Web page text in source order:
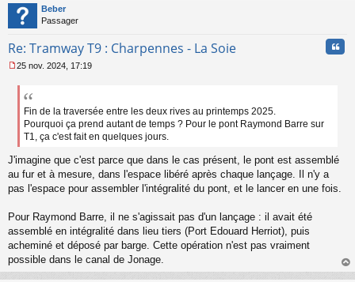
n
o
l
u
Beber
Passager
Re: Tramway T9 : Charpennes - La Soie
e
e
n
l
25 nov. 2024, 17:19
Fin de la traversée entre les deux rives au printemps 2025.
Pourquoi ça prend autant de temps ? Pour le pont Raymond Barre sur
T1, ça c'est fait en quelques jours.
J'imagine que c'est parce que dans le cas présent, le pont est assemblé
au fur et à mesure, dans l'espace libéré après chaque lançage. Il n'y a
pas l'espace pour assembler l'intégralité du pont, et le lancer en une fois.
Pour Raymond Barre, il ne s'agissait pas d'un lançage : il avait été
assemblé en intégralité dans lieu tiers (Port Edouard Herriot), puis
acheminé et déposé par barge. Cette opération n'est pas vraiment
possible dans le canal de Jonage.
au